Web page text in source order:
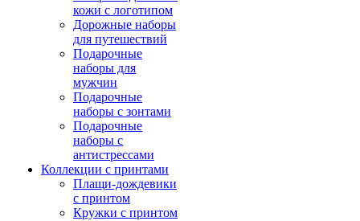
кожи с логотипом
Дорожные наборы
для путешествий
Подарочные
наборы для
мужчин
Подарочные
наборы с зонтами
Подарочные
наборы с
антистрессами
Коллекции с принтами
Плащи-дождевики
с принтом
Кружки с принтом